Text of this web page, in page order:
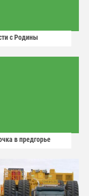
с Родины
в предгорье